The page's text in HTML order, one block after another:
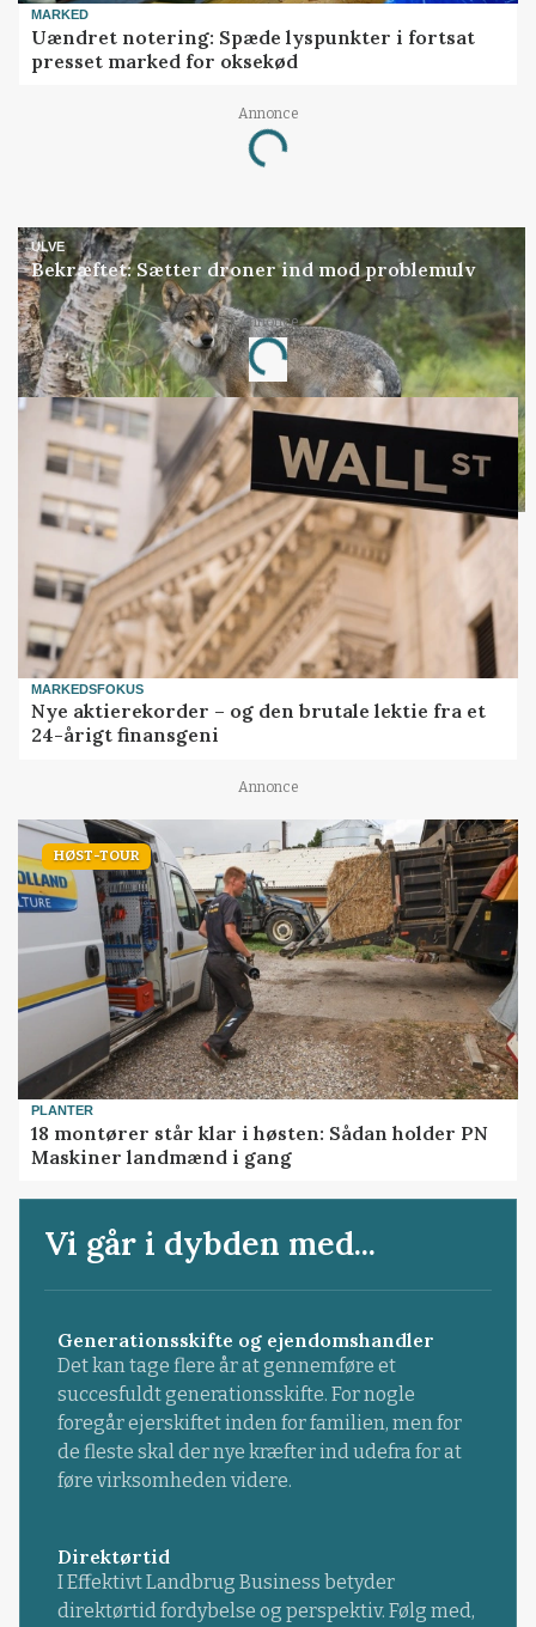
MARKED
Uændret notering: Spæde lyspunkter i fortsat
presset marked for oksekød
Annonce
Loading...
ULVE
Bekræftet: Sætter droner ind mod problemulv
Annonce
Loading...
MARKEDSFOKUS
Nye aktierekorder – og den brutale lektie fra et
24-årigt finansgeni
Annonce
HØST-TOUR
PLANTER
18 montører står klar i høsten: Sådan holder PN
Maskiner landmænd i gang
Vi går i dybden med...
Generationsskifte og ejendomshandler
Det kan tage flere år at gennemføre et
succesfuldt generationsskifte. For nogle
foregår ejerskiftet inden for familien, men for
de fleste skal der nye kræfter ind udefra for at
føre virksomheden videre.
Direktørtid
I Effektivt Landbrug Business betyder
direktørtid fordybelse og perspektiv. Følg med,